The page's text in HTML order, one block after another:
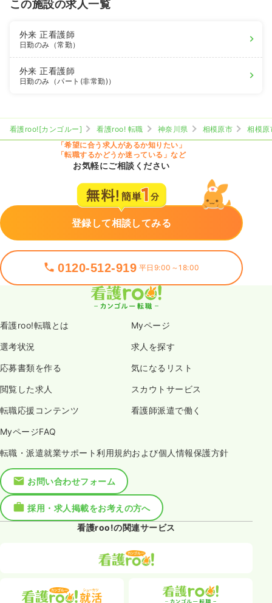
この施設の求人一覧
外来正看護師
日勤のみ（常勤）
外来正看護師
日勤のみ（パート(非常勤)）
看護roo![カンゴルー] 看護roo! 転職 神奈川県 相模原市
相模原
「希望に合う求人があるか知りたい」
「転職するかどうか迷っている」など
お気軽にご相談ください
登録して相談してみる
0120-512-919 平日9:00～18:00
看護roo!転職とは Myページ
選考状況 求人を探す
応募書類を作る 気になるリスト
閲覧した求人 スカウトサービス
転職応援コンテンツ 看護師派遣で働く
MyページFAQ
転職・派遣就業サポート利用規約および個人情報保護方針
お問い合わせフォーム
採用・求人掲載をお考えの方へ
看護roo!の関連サービス